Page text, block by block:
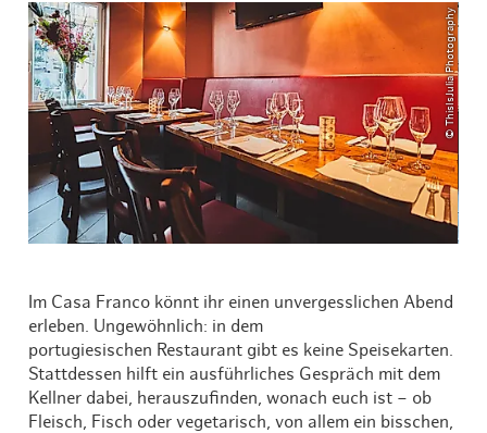
© ThisIsJulia Photography
Im Casa Franco könnt ihr einen unvergesslichen Abend
erleben. Ungewöhnlich: in dem
portugiesischen Restaurant gibt es keine Speisekarten.
Stattdessen hilft ein ausführliches Gespräch mit dem
Kellner dabei, herauszufinden, wonach euch ist – ob
Fleisch, Fisch oder vegetarisch, von allem ein bisschen,